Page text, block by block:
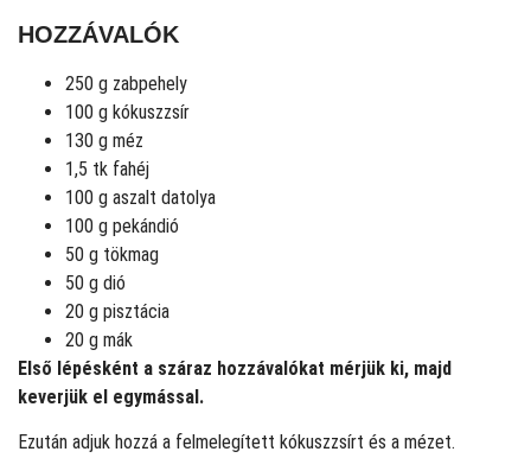
HOZZÁVALÓK
250 g zabpehely
100 g kókuszzsír
130 g méz
1,5 tk fahéj
100 g aszalt datolya
100 g pekándió
50 g tökmag
50 g dió
20 g pisztácia
20 g mák
Első lépésként a száraz hozzávalókat mérjük ki, majd
keverjük el egymással.
Ezután adjuk hozzá a felmelegített kókuszzsírt és a mézet.